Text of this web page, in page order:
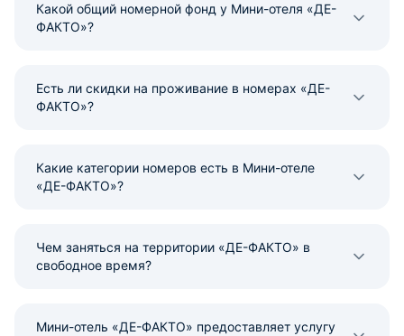
Какой общий номерной фонд у Мини-отеля «ДЕ-
ФАКТО»?
Есть ли скидки на проживание в номерах «ДЕ-
ФАКТО»?
Какие категории номеров есть в Мини-отеле
«ДЕ-ФАКТО»?
Чем заняться на территории «ДЕ-ФАКТО» в
свободное время?
Мини-отель «ДЕ-ФАКТО» предоставляет услугу